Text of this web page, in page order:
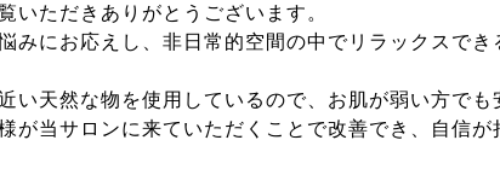
いただきありがとうございます。
みにお応えし、非日常的空間の中でリラックスで
い天然な物を使用しているので、お肌が弱い方でも
が当サロンに来ていただくことで改善でき、自信